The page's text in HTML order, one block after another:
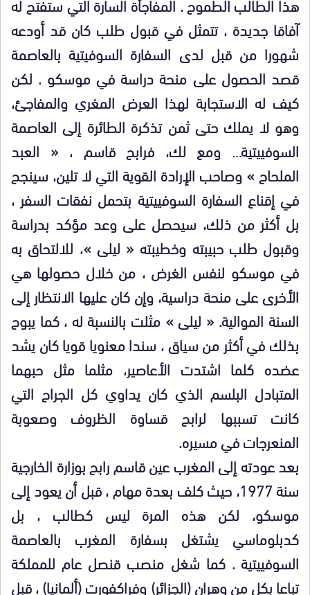
آفاقا جديدة ، تتمثل في قبول طلب كان قد أودعه
شهورا من قبل لدى السفارة السوفيتية بالعاصمة
قصد الحصول على منحة دراسة في موسكو . لكن
كيف له الاستجابة لهذا العرض المغري والمفاجئ،
وهو لا يملك حتى ثمن تذكرة الطائرة إلى العاصمة
السوفييتية… ومع لك، فرابح قاسم ، « العبد
الملحاح » وصاحب الإرادة القوية التي لا تلين، سينجح
في إقناع السفارة السوفييتية بتحمل نفقات السفر ،
بل أكثر من ذلك، سيحصل على وعد مؤكد بدراسة
وقبول طلب حبيبته وخطيبته « ليلى »، للالتحاق به
في موسكو لنفس الغرض ، من خلال حصولها هي
الأخرى على منحة دراسية، وإن كان عليها الانتظار إلى
السنة الموالية. « ليلى » مثلت بالنسبة له ، كما يبوح
بذلك في أكثر من سياق ، سندا معنويا قويا كان يشد
عضده كلما اشتدت الأعاصير، مثلما مثل حبهما
المتبادل البلسم الذي كان يداوي كل الجراح التي
كانت تسببها لرابح قساوة الظروف وصعوبة
المنعرجات في مسيره.
بعد عودته إلى المغرب عين قاسم رابح بوزارة الخارجية
سنة 1977، حيث كلف بعدة مهام ، قبل أن يعود إلى
موسكو، لكن هذه المرة ليس كطالب ، بل
كدبلوماسي يشتغل بسفارة المغرب بالعاصمة
السوفييتية . كما شغل منصب قنصل عام للمملكة
تباعا بكل من وهران (الجزائر) وفراكفورت (ألمانيا) ، قبل